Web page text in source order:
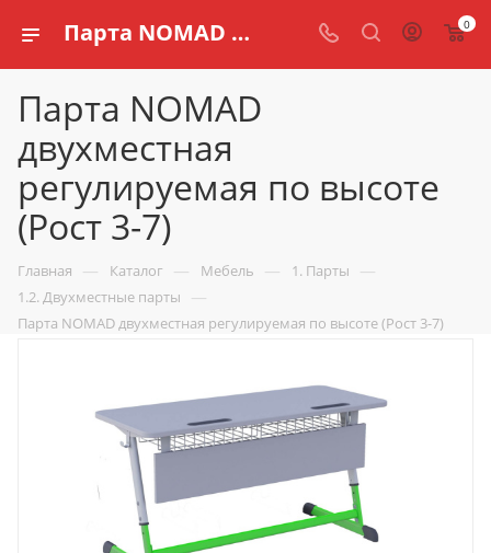
Парта NOMAD двухместная регулируемая по высоте (Рост 3-7) купить по доступной цене в интернет магазине schools.ru 0
Парта NOMAD
двухместная
регулируемая по высоте
(Рост 3-7)
Главная — Каталог — Мебель — 1. Парты —
1.2. Двухместные парты —
Парта NOMAD двухместная регулируемая по высоте (Рост 3-7)